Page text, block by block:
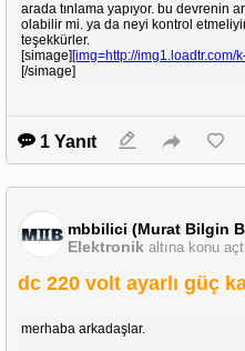
arada tınlama yapıyor. bu devrenin
olabilir mi. ya da neyi kontrol
teşekkürler.
[simage] [img=http://img1.loadtr.com/
[/simage]
1 Yanıt
mbbilici (Murat Bilgin
Elektronik altına konu
dc 220 volt ayarlı güç
merhaba arkadaşlar.